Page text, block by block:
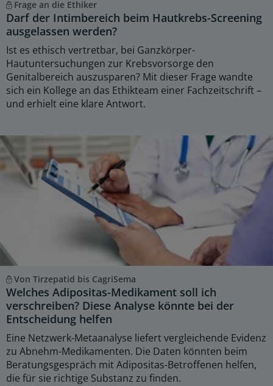
Frage an die Ethiker
Darf der Intimbereich beim Hautkrebs-Screening
ausgelassen werden?
Ist es ethisch vertretbar, bei Ganzkörper-
Hautuntersuchungen zur Krebsvorsorge den
Genitalbereich auszusparen? Mit dieser Frage wandte
sich ein Kollege an das Ethikteam einer Fachzeitschrift –
und erhielt eine klare Antwort.
Von Tirzepatid bis CagriSema
Welches Adipositas-Medikament soll ich
verschreiben? Diese Analyse könnte bei der
Entscheidung helfen
Eine Netzwerk-Metaanalyse liefert vergleichende Evidenz
zu Abnehm-Medikamenten. Die Daten könnten beim
Beratungsgespräch mit Adipositas-Betroffenen helfen,
die für sie richtige Substanz zu finden.